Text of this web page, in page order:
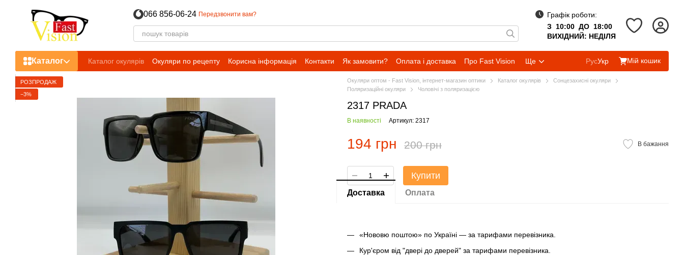
066 856-06-24 Передзвонити вам?
Графік роботи:
З 10:00 ДО 18:00
ВИХІДНИЙ: НЕДІЛЯ
Каталог Каталог окулярів Окуляри по рецепту Корисна інформація Контакти Як замовити? Оплата і доставка Про Fast Vision Ще РусУкр Мій кошик
РОЗПРОДАЖ
−3%
Окуляри оптом - Fast Vision, інтернет-магазин оптики Каталог окулярів
Сонцезахисні окуляри
Поляризаційні окуляри
Чоловічі з поляризацією
2317 PRADA
В наявності Артикул: 2317
194 грн 200 грн В бажання
Купити
Доставка Оплата
«Нововю поштою» по Україні — за тарифами перевізника.
Кур'єром від "двері до дверей" за тарифами перевізника.